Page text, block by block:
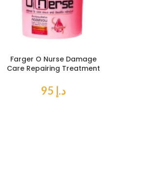
Farger O Nurse Damage
Care Repairing Treatment
د.إ